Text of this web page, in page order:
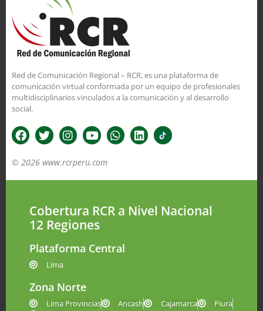
Red de Comunicación Regional – RCR, es una plataforma de
comunicación virtual conformada por un equipo de profesionales
multidisciplinarios vinculados a la comunicación y al desarrollo
social.
© 2026 www.rcrperu.com
Cobertura RCR a Nivel Nacional
12 Regiones
Plataforma Central
Lima
Zona Norte
Lima Provincias Ancash Cajamarca
Piura